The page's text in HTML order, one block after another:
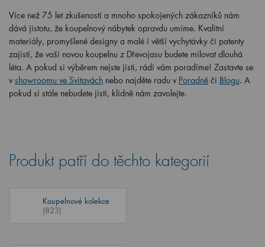
Více než 75 let zkušeností a mnoho spokojených zákazníků nám
dává jistotu, že koupelnový nábytek opravdu umíme. Kvalitní
materiály, promyšlené designy a malé i větší vychytávky či patenty
zajistí, že vaši novou koupelnu z Dřevojasu budete milovat dlouhá
léta. A pokud si výběrem nejste jisti, rádi vám poradíme! Zastavte se
v showroomu ve Svitavách nebo najděte radu v Poradně či Blogu. A
pokud si stále nebudete jisti, klidně nám zavolejte.
Produkt patří do těchto kategorií
Koupelnové kolekce
(823)